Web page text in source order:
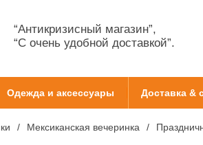
“Антикризисный магазин”,
“С очень удобной доставкой”.
Одежда и аксессуары Доставка &
Мексиканская вечеринка